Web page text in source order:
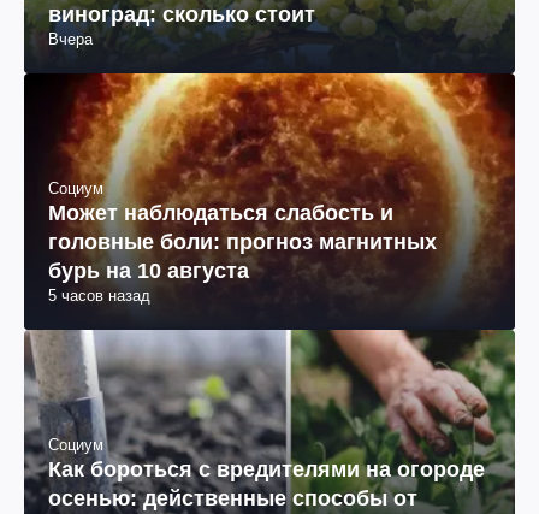
виноград: сколько стоит
Вчера
Социум
Может наблюдаться слабость и
головные боли: прогноз магнитных
бурь на 10 августа
5 часов назад
Социум
Как бороться с вредителями на огороде
осенью: действенные способы от